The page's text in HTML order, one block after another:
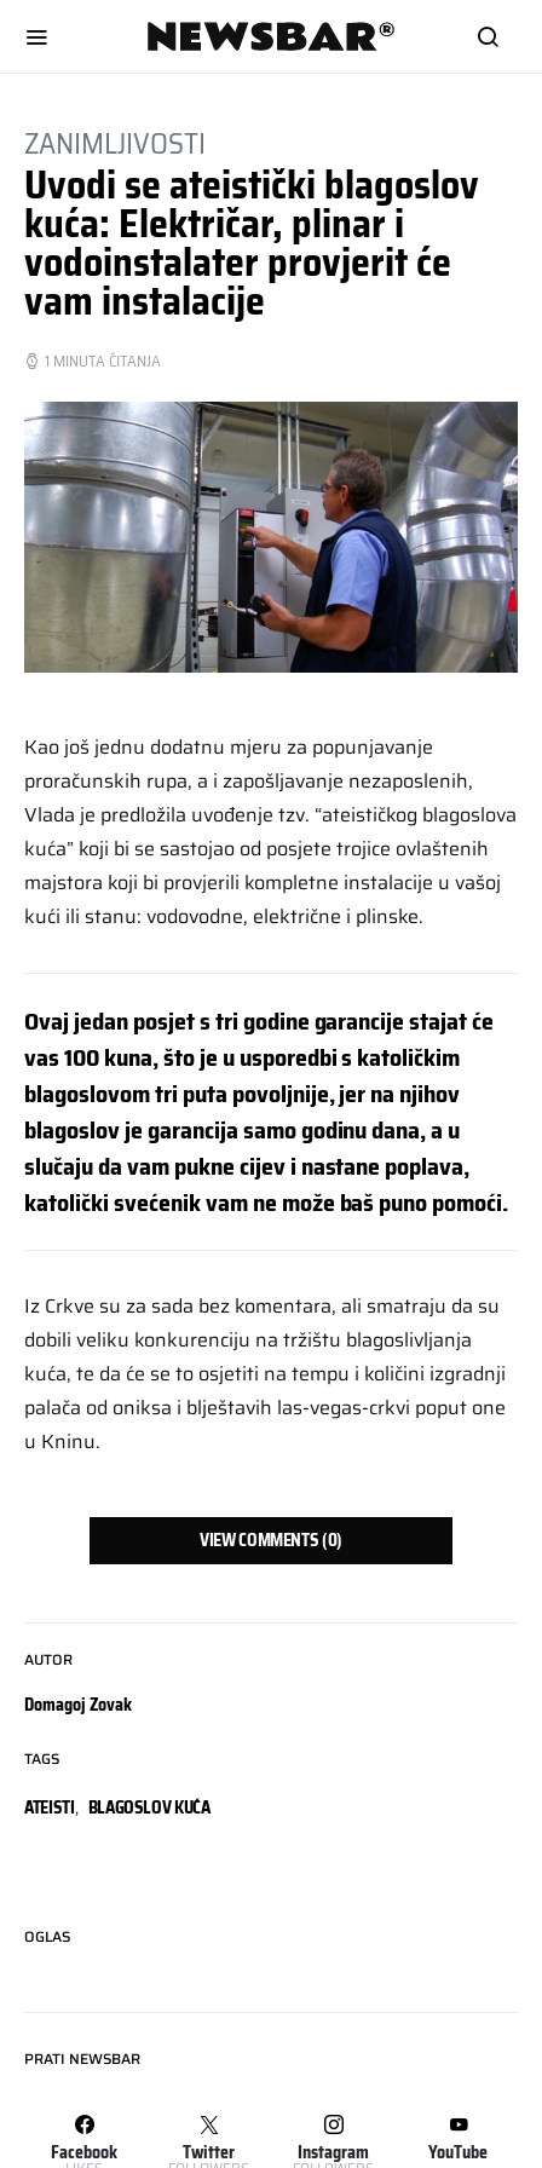
ZANIMLJIVOSTI
Uvodi se ateistički blagoslov
kuća: Električar, plinar i
vodoinstalater provjerit će
vam instalacije
1 MINUTA ČITANJA
AUTOR
Domagoj Zovak
TAGS
ATEISTI, BLAGOSLOV KUĆA
Kao još jednu dodatnu mjeru za popunjavanje
proračunskih rupa, a i zapošljavanje nezaposlenih,
Vlada je predložila uvođenje tzv. “ateističkog blagoslova
kuća” koji bi se sastojao od posjete trojice ovlaštenih
majstora koji bi provjerili kompletne instalacije u vašoj
kući ili stanu: vodovodne, električne i plinske.
Ovaj jedan posjet s tri godine garancije stajat će
vas 100 kuna, što je u usporedbi s katoličkim
blagoslovom tri puta povoljnije, jer na njihov
blagoslov je garancija samo godinu dana, a u
slučaju da vam pukne cijev i nastane poplava,
katolički svećenik vam ne može baš puno pomoći.
Iz Crkve su za sada bez komentara, ali smatraju da su
dobili veliku konkurenciju na tržištu blagoslivljanja
kuća, te da će se to osjetiti na tempu i količini izgradnji
palača od oniksa i blještavih las-vegas-crkvi poput one
u Kninu.
VIEW COMMENTS (0)
OGLAS
PRATI NEWSBAR
Facebook Twitter Instagram YouTube